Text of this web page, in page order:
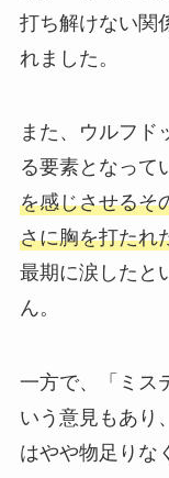
打ち解けない関
れました。
また、ウルフド
る要素となって
を感じさせるそ
さに胸を打たれ
最期に涙したと
ん。
一方で、「ミス
いう意見もあり
はやや物足りな